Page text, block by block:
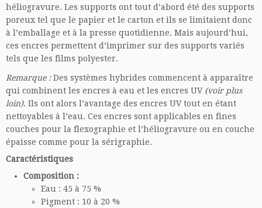
héliogravure. Les supports ont tout d’abord été des supports
poreux tel que le papier et le carton et ils se limitaient donc
à l’emballage et à la presse quotidienne. Mais aujourd’hui,
ces encres permettent d’imprimer sur des supports variés
tels que les films polyester.
Remarque :Des systèmes hybrides commencent à apparaître
qui combinent les encres à eau et les encres UV (voir plus
loin). Ils ont alors l’avantage des encres UV tout en étant
nettoyables à l’eau. Ces encres sont applicables en fines
couches pour la flexographie et l’héliogravure ou en couche
épaisse comme pour la sérigraphie.
Caractéristiques
Composition :
Eau : 45 à 75 %
Pigment : 10 à 20 %